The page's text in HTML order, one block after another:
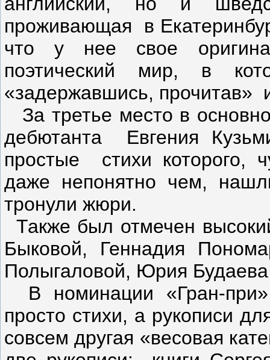
проживающая в
что у нее свое
поэтический мир, в
«задержавшись, прочитав»
За третье место в
дебютанта Евгения
простые стихи которого,
даже непонятно чем,
тронули жюри.
Также был отмечен
Быковой, Геннадия
Полыгаловой, Юрия
В номинации «Гран-
просто стихи, а рукописи
совсем другая «весовая